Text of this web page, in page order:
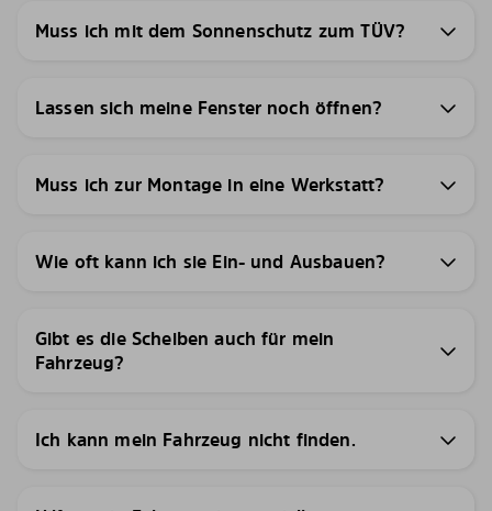
Muss ich mit dem Sonnenschutz zum TÜV?
Lassen sich meine Fenster noch öffnen?
Muss ich zur Montage in eine Werkstatt?
Wie oft kann ich sie Ein- und Ausbauen?
Gibt es die Scheiben auch für mein
Fahrzeug?
Ich kann mein Fahrzeug nicht finden.